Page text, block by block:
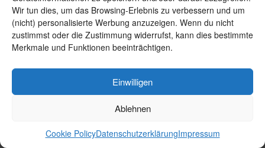
Wir tun dies, um das Browsing-Erlebnis zu verbessern und um
(nicht) personalisierte Werbung anzuzeigen. Wenn du nicht
zustimmst oder die Zustimmung widerrufst, kann dies bestimmte
Merkmale und Funktionen beeinträchtigen.
Einwilligen
Ablehnen
Cookie PolicyDatenschutzerklärungImpressum
www.BMW-F700GS.de
www.F800S.de
www.F800ST.de
www.F800R.de
www.F900R.de
www.F900XR.de
www.S1000RR.de